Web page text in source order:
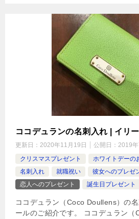
ココデュランの名刺入れ | イリ
更新日： 2020年11月19日 公開日： 2019年
クリスマスプレゼント
ホワイトデーの
名刺入れ
就職祝い
彼女へのプレゼ
恋人へのプレゼント
誕生日プレゼント
ココデュラン（Coco Doullens）の
ールのご紹介です。 ココデュラン